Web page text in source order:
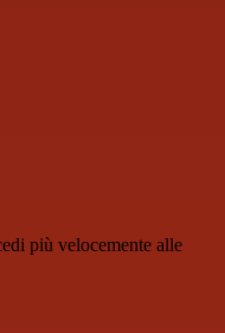
più velocemente alle